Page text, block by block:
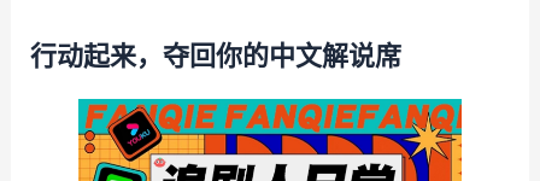
行动起来，夺回你的中文解说席